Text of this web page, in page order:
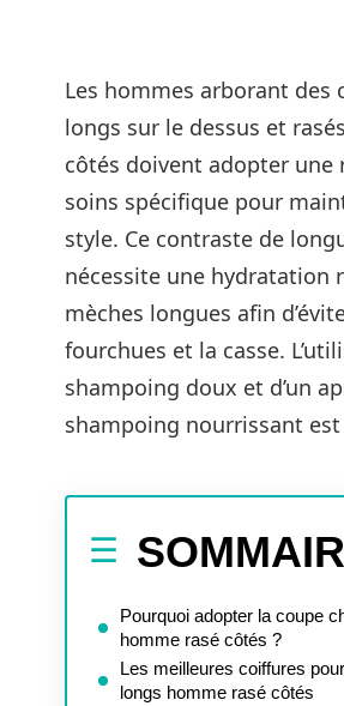
Les hommes arborant des
longs sur le dessus et
côtés doivent adopter une
soins spécifique pour
style. Ce contraste de
nécessite une hydratation
mèches longues afin
fourchues et la casse.
shampoing doux et d’un
shampoing nourrissant
Pourquoi adopter la coupe
homme rasé côtés ?
Les meilleures coiffures
longs homme rasé côtés